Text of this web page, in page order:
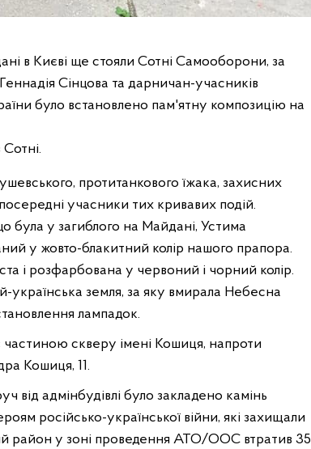
в Києві ще стояли Сотні Самооборони, за
Геннадія Сінцова та дарничан-учасників
було встановлено пам'ятну композицію на
протитанкового їжака, захисних
учасники тих кривавих подій.
була у загиблого на Майдані, Устима
у жовто-блакитний колір нашого прапора.
і розфарбована у червоний і чорний колір.
земля, за яку вмирала Небесна
лампадок.
скверу імені Кошиця, напроти
Кошиця, 11.
від адмінбудівлі було закладено камінь
російсько-української війни, які захищали
район у зоні проведення АТО/ООС втратив 35